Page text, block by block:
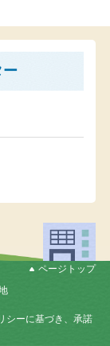
ー
ページトップ
シーに基づき、承諾